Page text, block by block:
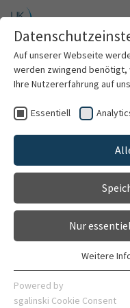
Zum
Patienten & Besucher
Kliniken & Institute
Forschung
Karriere
Mit dem Klick
der
Weitere Standorte
und Vertragswesen
Gehört zu
Kaufmännisches
Gebäude 6131 Ebene 00
Im Neuemheimer Feld
Auf unserer Webseite
werden zwingend benötigt,
Ihre Nutzererfahrung auf
Essentiell
Nur
Essentielle Cookies
Webseite benötigt.
Weitere
Powered by
sgalinski Cookie Consent